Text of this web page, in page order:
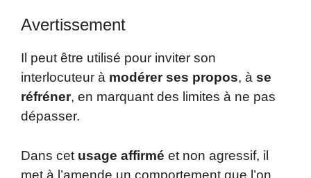
Avertissement
Il peut être utilisé pour inviter son
interlocuteur à modérer ses propos, à se
réfréner, en marquant des limites à ne pas
dépasser.
Dans cet usage affirmé et non agressif, il
met à l’amende un comportement que l’on